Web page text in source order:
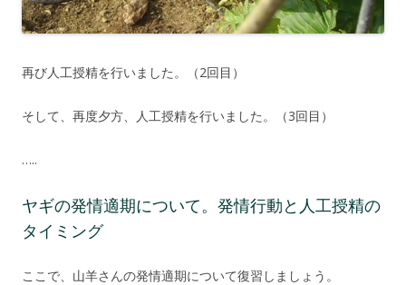
再び人工授精を行いました。（2回目）
そして、再度夕方、人工授精を行いました。（3回目）
…..
ヤギの発情適期について。発情行動と人工授精の
タイミング
ここで、山羊さんの発情適期について復習しましょう。